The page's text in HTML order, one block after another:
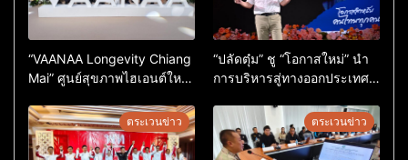
“VAANAA Longevity Chiang
Mai” ศูนย์สุขภาพไฮเอนต์ใหญ่
“ปลัดตุ๋ม” ชู “โอกาสใหม่” นำ
การบริหารสู่ทางออกประเทศ
ตระเวนข่าว ตระเวนข่าว